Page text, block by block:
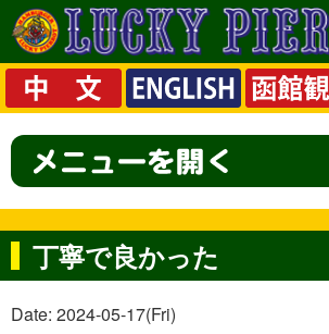
丁寧で良かった
Date: 2024-05-17(Fri)